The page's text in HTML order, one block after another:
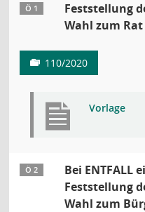
Ö 1
Feststellung
Wahl zum
110/2020
Vorlage
Ö 2
Bei ENTFALL
Feststellung
Wahl zum